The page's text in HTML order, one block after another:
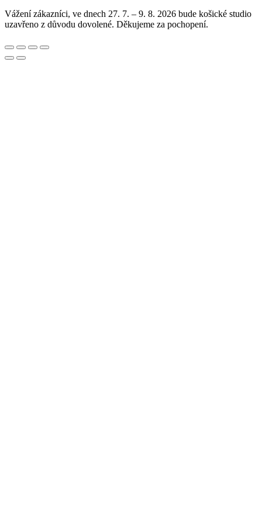
Vážení zákazníci, ve dnech 27. 7. – 9. 8. 2026 bude košické studio
uzavřeno z důvodu dovolené. Děkujeme za pochopení.